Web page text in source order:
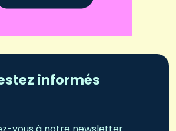
informés